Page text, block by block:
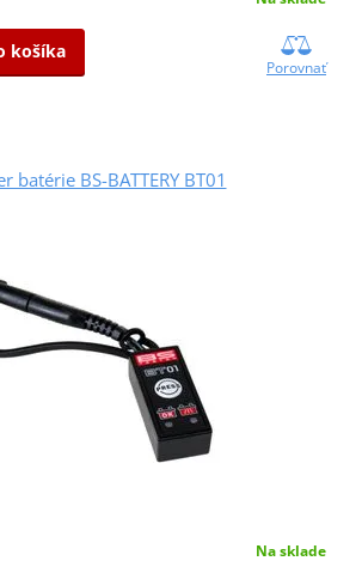
košíka
Porovnať
batérie BS-BATTERY BT01
Na sklade